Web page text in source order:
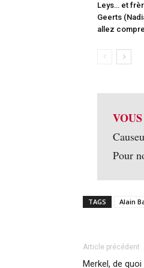
Leys… et
Geerts
allez
Pour
TAGS Alain
Article précédent
Merkel, de